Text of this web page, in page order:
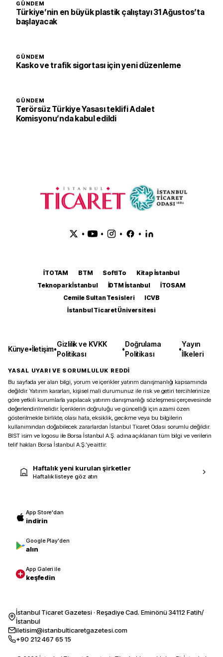
GÜNDEM
Türkiye’nin en büyük plastik çalıştayı 31 Ağustos’ta
başlayacak
GÜNDEM
Kasko ve trafik sigortası için yeni düzenleme
GÜNDEM
Terörsüz Türkiye Yasası teklifi Adalet
Komisyonu’nda kabul edildi
• • • •
İTOTAM BTM SoftITo
Kitap İstanbul
Teknopark İstanbul
İDTM İstanbul
İTOSAM
Cemile Sultan Tesisleri
ICVB
İstanbul Ticaret Üniversitesi
Künye•İletişim•
Gizlilik ve KVKK
Politikası
•
Doğrulama
Politikası
•
Yayın
İlkeleri
YASAL UYARI VE SORUMLULUK REDDİ
Bu sayfada yer alan bilgi, yorum ve içerikler yatırım danışmanlığı kapsamında
değildir. Yatırım kararları, kişisel mali durumunuz ile risk ve getiri tercihlerinize
göre yetkili kurumlarla yapılacak yatırım danışmanlığı sözleşmesi çerçevesinde
değerlendirilmelidir. İçeriklerin doğruluğu ve güncelliği için azami özen
gösterilmekle birlikte, olası hata, eksiklik, gecikme veya bu bilgilerin
kullanımından doğabilecek zararlardan İstanbul Ticaret Odası sorumlu değildir.
BIST isim ve logosu ile Borsa İstanbul A.Ş. adına açıklanan tüm bilgi ve verilerin
telif hakları Borsa İstanbul A.Ş.’ye aittir.
Haftalık yeni kurulan şirketler
Haftalık listeye göz atın
App Store'dan
indirin
Google Play'den
alın
App Galeri ile
keşfedin
İstanbul Ticaret Gazetesi · Reşadiye Cad. Eminönü 34112 Fatih/
İstanbul
iletisim@istanbulticaretgazetesi.com
+90 212 467 65 15